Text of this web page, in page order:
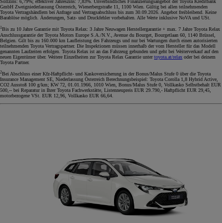
Sollzins: 6,79%; effektiver Jahreszins: 7,83%. Unverbindliches Finanzierungsangebot der Toyota Kreditbank
GmbH Zweigniederlassung Österreich, Wienerbergstraße 11, 1100 Wien. Gültig bei allen teilnehmenden
Toyota Vertragshändlern bei Anfrage und Vertragsabschluss bis zum 30.09.2026. Angebot freibleibend. Keine
Barablöse möglich. Änderungen, Satz- und Druckfehler vorbehalten. Alle Werte inklusive NoVA und USt.
1Bis zu 10 Jahre Garantie mit Toyota Relax: 3 Jahre Neuwagen Herstellergarantie + max. 7 Jahre Toyota Relax
Anschlussgarantie der Toyota Motors Europe S.A./N.V., Avenue du Bourget, Bourgetlaan 60, 1140 Brüssel,
Belgien. Gilt bis zu 160.000 km Laufleistung des Fahrzeugs und nur bei Wartungen durch einen autorisierten
teilnehmenden Toyota Vertragspartner. Die Inspektionen müssen innerhalb der vom Hersteller für das Modell
genannten Laufzeiten erfolgen. Toyota Relax ist an das Fahrzeug gebunden und geht bei Weiterverkauf auf den
neuen Eigentümer über. Weitere Einzelheiten zur Toyota Relax Garantie untertoyota.at/relax oder bei deinem
Toyota Partner.
2Bei Abschluss einer Kfz-Haftpflicht- und Kaskoversicherung in der Bonus/Malus Stufe 0 über die Toyota
Insurance Management SE, Niederlassung Österreich Berechnungsbeispiel: Toyota Corolla 1,8 Hybrid Active,
CO2 Ausstoß 100 g/km; KW 72, 01.01.1966, 1010 Wien, Bonus/Malus Stufe 0, Vollkasko Selbstbehalt EUR
500,-- bei Reparatur in Ihrer Toyota Fachwerkstätte, Listenneupreis EUR 29.790,- Haftpflicht EUR 29,45,
motorbezogene VSt. EUR 12,96, Vollkasko EUR 66,64.